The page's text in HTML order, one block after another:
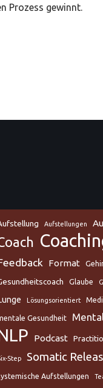
Prozess gewinnt.
Aufstellungen
Format
Glaube
Lösungsorientiert
Gesundheit
Podcast
Step Somatic
Aufstellungen